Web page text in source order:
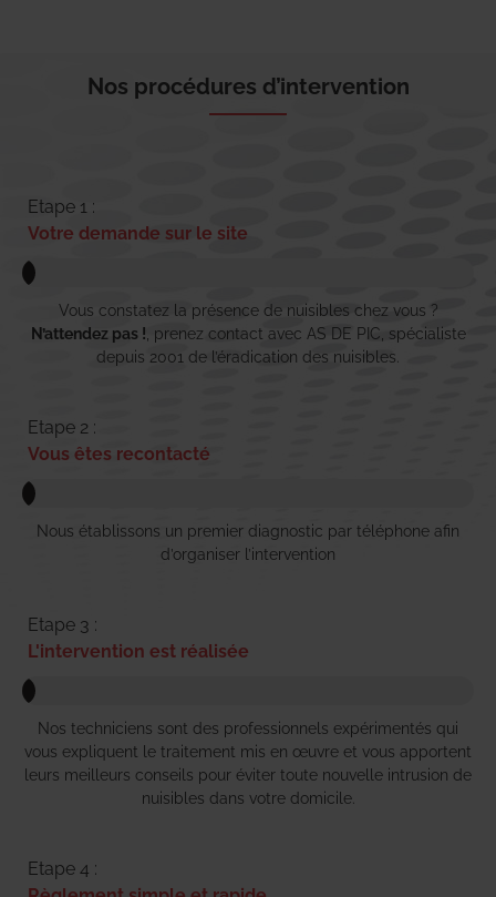
Nos procédures d’intervention
Etape 1 :
Votre demande sur le site
Vous constatez la présence de nuisibles chez vous ?
N’attendez pas ! , prenez contact avec AS DE PIC, spécialiste
depuis 2001 de l’éradication des nuisibles.
Etape 2 :
Vous êtes recontacté
Nous établissons un premier diagnostic par téléphone afin
d’organiser l’intervention
Etape 3 :
L'intervention est réalisée
Nos techniciens sont des professionnels expérimentés qui
vous expliquent le traitement mis en œuvre et vous apportent
leurs meilleurs conseils pour éviter toute nouvelle intrusion de
nuisibles dans votre domicile.
Etape 4 :